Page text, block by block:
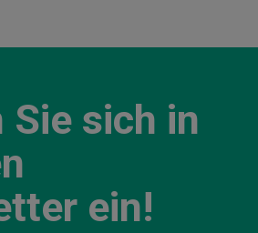
Sie sich in
ein!